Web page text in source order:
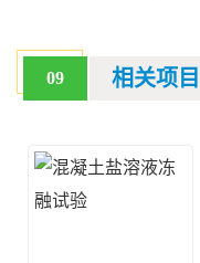
09 相关项目